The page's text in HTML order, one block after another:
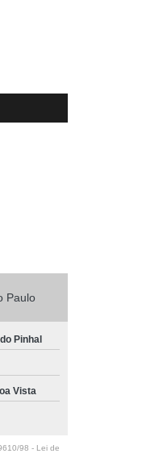
Paulo
Pinhal
Vista
98 - Lei de